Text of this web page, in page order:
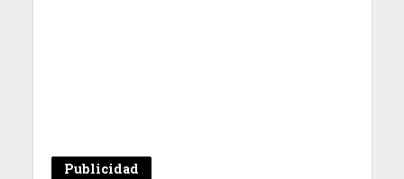
Publicidad